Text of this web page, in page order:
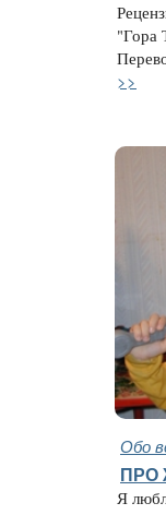
"Гора
>>
Обо
ПРО
Я